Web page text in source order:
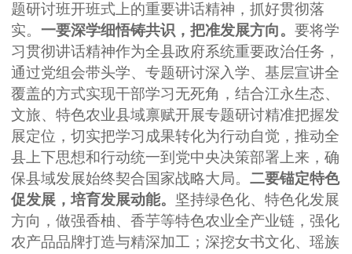
题研讨班开班式上的重要讲话精神，抓好贯彻落
实。 一要深学细悟铸共识，把准发展方向。 要将学
习贯彻讲话精神作为全县政府系统重要政治任务，
通过党组会带头学、专题研讨深入学、基层宣讲全
覆盖的方式实现干部学习无死角，结合江永生态、
文旅、特色农业县域禀赋开展专题研讨精准把握发
展定位，切实把学习成果转化为行动自觉，推动全
县上下思想和行动统一到党中央决策部署上来，确
保县域发展始终契合国家战略大局。 二要锚定特色
促发展，培育发展动能。 坚持绿色化、特色化发展
方向，做强香柚、香芋等特色农业全产业链，强化
农产品品牌打造与精深加工；深挖女书文化、瑶族